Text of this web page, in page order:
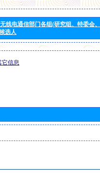
无线电通信部门各组(研究组、特委会
选人
它信息